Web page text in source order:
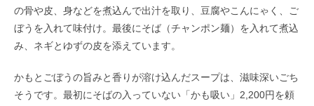
の骨や皮、身などを煮込んで出汁を取り、豆腐やこんにゃく、ご
ぼうを入れて味付け。最後にそば（チャンポン麺）を入れて煮込
み、ネギとゆずの皮を添えています。
かもとごぼうの旨みと香りが溶け込んだスープは、滋味深いごち
そうです。最初にそばの入っていない「かも吸い」2,200円を頼